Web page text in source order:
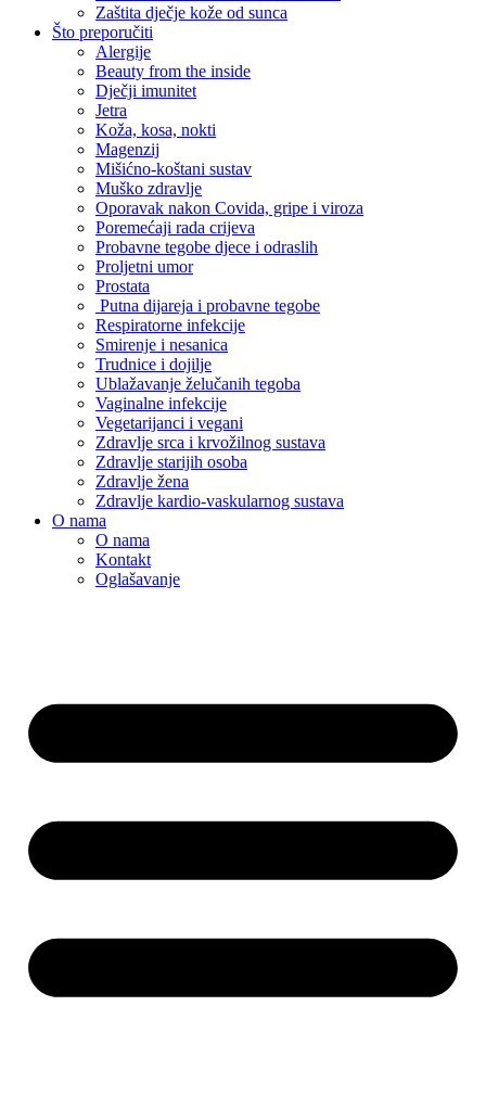
Zaštita dječje kože od sunca
Što preporučiti
Alergije
Beauty from the inside
Dječji imunitet
Jetra
Koža, kosa, nokti
Magenzij
Mišićno-koštani sustav
Muško zdravlje
Oporavak nakon Covida, gripe i viroza
Poremećaji rada crijeva
Probavne tegobe djece i odraslih
Proljetni umor
Prostata
Putna dijareja i probavne tegobe
Respiratorne infekcije
Smirenje i nesanica
Trudnice i dojilje
Ublažavanje želučanih tegoba
Vaginalne infekcije
Vegetarijanci i vegani
Zdravlje srca i krvožilnog sustava
Zdravlje starijih osoba
Zdravlje žena
Zdravlje kardio-vaskularnog sustava
O nama
O nama
Kontakt
Oglašavanje